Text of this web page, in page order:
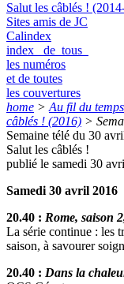
Salut les câblés !
Sites amis de JC
Calindex
index de tous
les numéros
et de toutes
les couvertures
home > Au fil du temps
câblés ! (2016) >
Semaine télé du 30
Salut les câblés !
publié le samedi 30
Samedi 30 avril 2016
20.40 : Rome, saison
La série continue : les
saison, à savourer
20.40 : Dans la